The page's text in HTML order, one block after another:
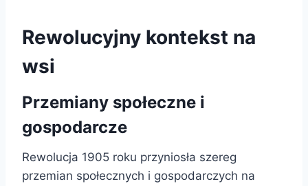
Rewolucyjny kontekst na
wsi
Przemiany społeczne i
gospodarcze
Rewolucja 1905 roku przyniosła szereg
przemian społecznych i gospodarczych na